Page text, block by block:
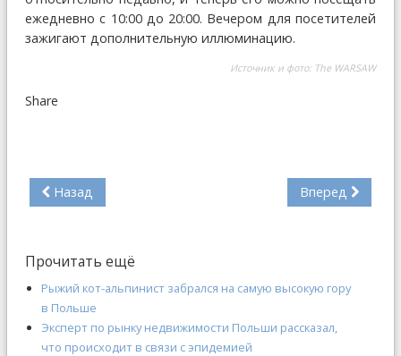
ежедневно с 10:00 до 20:00. Вечером для посетителей
зажигают дополнительную иллюминацию.
Источник и фото: The WARSAW
Share
Назад Вперед
Прочитать ещё
Рыжий кот-альпинист забрался на самую высокую гору
в Польше
Эксперт по рынку недвижимости Польши рассказал,
что происходит в связи с эпидемией